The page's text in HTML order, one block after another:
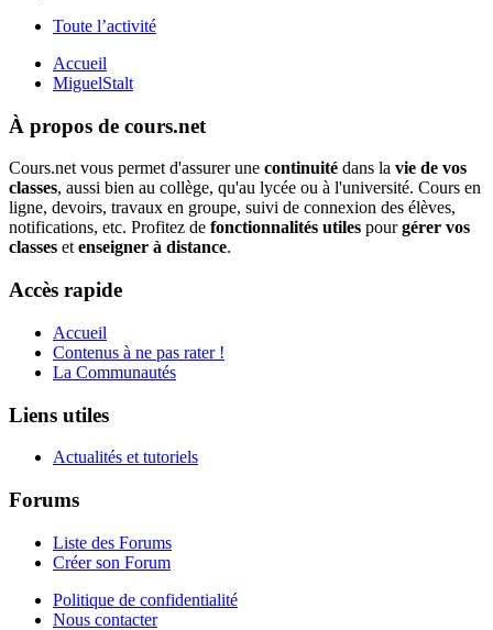
Toute l’activité
Accueil
MiguelStalt
À propos de cours.net
Cours.net vous permet d'assurer une continuité dans la vie de vos
classes, aussi bien au collège, qu'au lycée ou à l'université. Cours en
ligne, devoirs, travaux en groupe, suivi de connexion des élèves,
notifications, etc. Profitez de fonctionnalités utiles pourgérer vos
classes etenseigner à distance.
Accès rapide
Accueil
Contenus à ne pas rater !
La Communautés
Liens utiles
Actualités et tutoriels
Forums
Liste des Forums
Créer son Forum
Politique de confidentialité
Nous contacter